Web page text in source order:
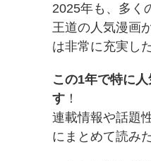
2025年も、多く
王道の人気漫画
は非常に充実し
この1年で特に
す ！
連載情報や話題
にまとめて読み